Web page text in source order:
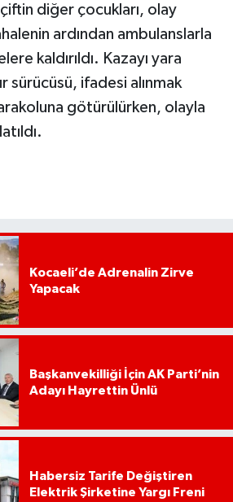
diğer çocukları, olay
ardından ambulanslarla
kaldırıldı. Kazayı yara
sürücüsü, ifadesi alınmak
götürülürken, olayla
Kocaeli’de Adrenalin Zirve
Yapacak
Başkanvekilliği İçin AK Parti’nin
Adayı Hayrettin Ünlü
Habersiz Tarife Değiştiren
Elektrik Şirketine Yargı Freni